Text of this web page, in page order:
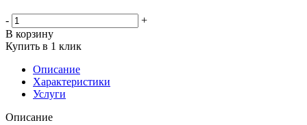
-
+
В корзину
Купить в 1 клик
Описание
Характеристики
Услуги
Описание